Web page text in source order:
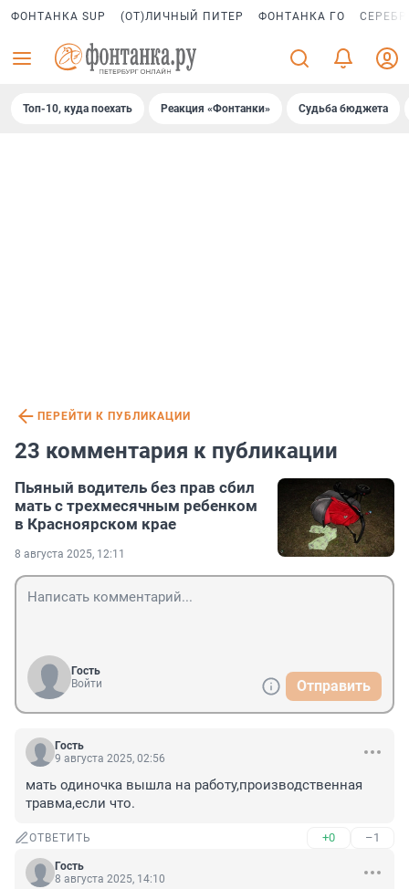
ФОНТАНКА SUP (ОТ)ЛИЧНЫЙ ПИТЕР ФОНТАНКА ГО
Топ-10, куда поехать Реакция «Фонтанки» Судьба бюджета
ПЕРЕЙТИ К ПУБЛИКАЦИИ
23 комментария к публикации
Пьяный водитель без прав сбил
мать с трехмесячным ребенком
в Красноярском крае
8 августа 2025, 12:11
Гость
Войти
Отправить
Гость
9 августа 2025, 02:56
мать одиночка вышла на работу,производственная
травма,если что.
ОТВЕТИТЬ +0 –1
Гость
8 августа 2025, 14:10